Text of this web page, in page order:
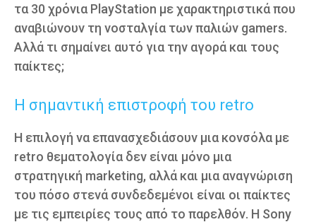
τα 30 χρόνια PlayStation με χαρακτηριστικά που
αναβιώνουν τη νοσταλγία των παλιών gamers.
Αλλά τι σημαίνει αυτό για την αγορά και τους
παίκτες;
Η σημαντική επιστροφή του retro
Η επιλογή να επανασχεδιάσουν μια κονσόλα με
retro θεματολογία δεν είναι μόνο μια
στρατηγική marketing, αλλά και μια αναγνώριση
του πόσο στενά συνδεδεμένοι είναι οι παίκτες
με τις εμπειρίες τους από το παρελθόν. Η Sony